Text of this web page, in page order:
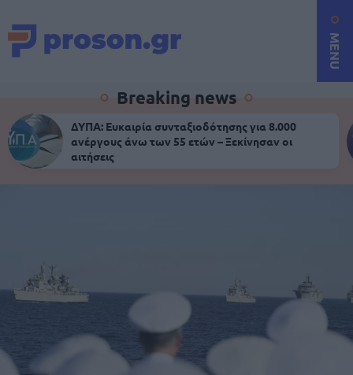
MENU
Breaking news
ΔΥΠΑ: Ευκαιρία συνταξιοδότησης για 8.000
ανέργους άνω των 55 ετών – Ξεκίνησαν οι
αιτήσεις